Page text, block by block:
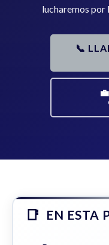
lucharemos por
📞
EN ESTA